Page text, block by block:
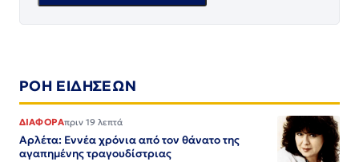
ΡΟΗ ΕΙΔΗΣΕΩΝ
ΔΙΑΦΟΡΑπριν 19 λεπτά
Αρλέτα: Εννέα χρόνια από τον θάνατο της
αγαπημένης τραγουδίστριας